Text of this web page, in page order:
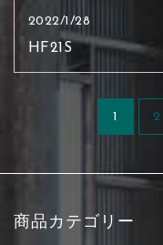
2022/1/28
HF21S
1 2
商品カテゴリー